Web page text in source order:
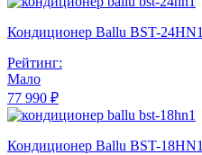
Кондиционер Ballu BST-24HN1
Рейтинг:
Мало
77 990 ₽
Кондиционер Ballu BST-18HN1